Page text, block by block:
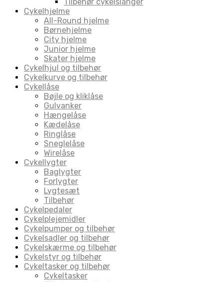
Cykelhjelme
All-Round hjelme
Børnehjelme
City hjelme
Junior hjelme
Skater hjelme
Cykelhjul og tilbehør
Cykelkurve og tilbehør
Cykellåse
Bøjle og kliklåse
Gulvanker
Hængelåse
Kædelåse
Ringlåse
Sneglelåse
Wirelåse
Cykellygter
Baglygter
Forlygter
Lygtesæt
Tilbehør
Cykelpedaler
Cykelplejemidler
Cykelpumper og tilbehør
Cykelsadler og tilbehør
Cykelskærme og tilbehør
Cykelstyr og tilbehør
Cykeltasker og tilbehør
Cykeltasker